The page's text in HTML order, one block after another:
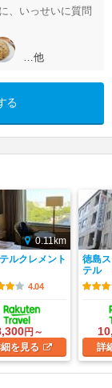
、いっせいに質問
…他
る
0.11km
ルクレメント
4.04
円～
を見る
徳島
テル
詳